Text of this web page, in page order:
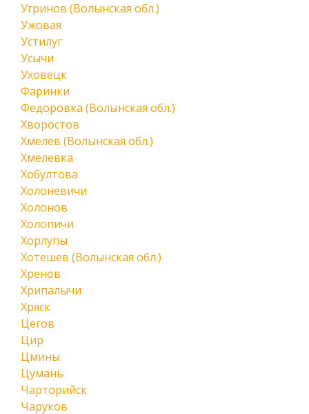
Угринов (Волынская обл.)
Ужовая
Устилуг
Усычи
Уховецк
Фаринки
Федоровка (Волынская обл.)
Хворостов
Хмелев (Волынская обл.)
Хмелевка
Хобултова
Холоневичи
Холонов
Холопичи
Хорлупы
Хотешев (Волынская обл.)
Хренов
Хрипалычи
Хряск
Цегов
Цир
Цмины
Цумань
Чарторийск
Чаруков